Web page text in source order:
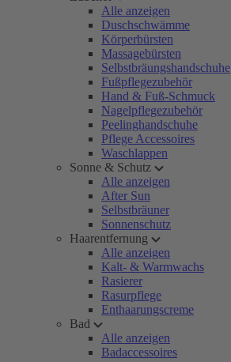
Alle anzeigen
Duschschwämme
Körperbürsten
Massagebürsten
Selbstbräungshandschuhe
Fußpflegezubehör
Hand & Fuß-Schmuck
Nagelpflegezubehör
Peelinghandschuhe
Pflege Accessoires
Waschlappen
Sonne & Schutz
Alle anzeigen
After Sun
Selbstbräuner
Sonnenschutz
Haarentfernung
Alle anzeigen
Kalt- & Warmwachs
Rasierer
Rasurpflege
Enthaarungscreme
Bad
Alle anzeigen
Badaccessoires